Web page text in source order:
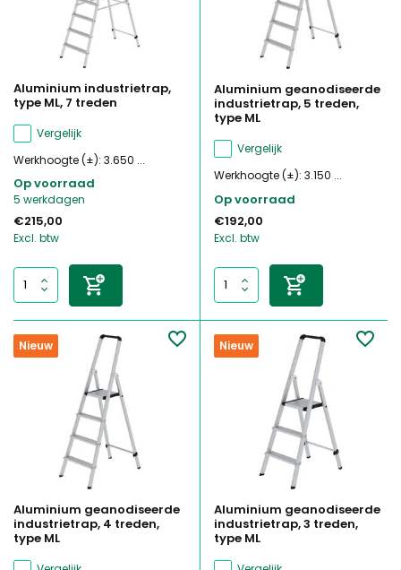
Aluminium industrietrap,
type ML, 7 treden
Vergelijk
Werkhoogte (±): 3.650 ...
Op voorraad
5 werkdagen
€215,00
Excl. btw
Aluminium geanodiseerde
industrietrap, 5 treden,
type ML
Vergelijk
Werkhoogte (±): 3.150 ...
Op voorraad
€192,00
Excl. btw
Nieuw
Aluminium geanodiseerde
industrietrap, 4 treden,
type ML
Nieuw
Aluminium geanodiseerde
industrietrap, 3 treden,
type ML